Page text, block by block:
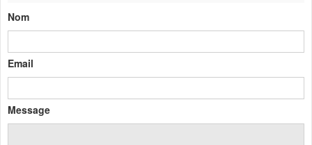
Nom
Email
Message